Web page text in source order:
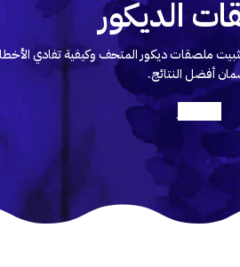
الديكور
ملصقات ديكور المتحف وكيفية تفادي
أفضل النتائج.